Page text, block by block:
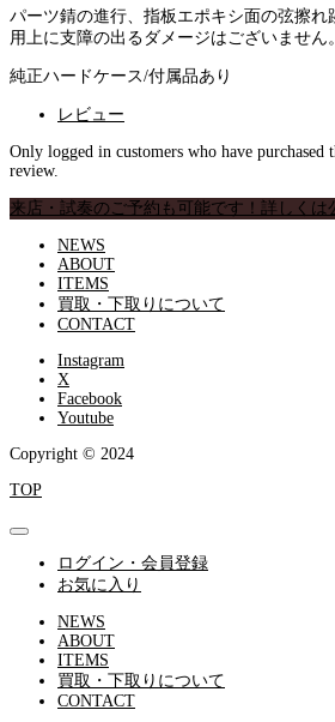
Jazz
Bass
quantity
パーツ錆の進行、指板エポキシ面の弦擦れ
用上に支障の出るダメージはございません。
純正ハードケース/付属品あり
レビュー
Only logged in customers who have purchased
review.
来店・試奏のご予約も可能です！詳しくは
NEWS
ABOUT
ITEMS
買取・下取りについて
CONTACT
Instagram
X
Facebook
Youtube
Copyright © 2024
TOP
ログイン・会員登録
お気に入り
NEWS
ABOUT
ITEMS
買取・下取りについて
CONTACT